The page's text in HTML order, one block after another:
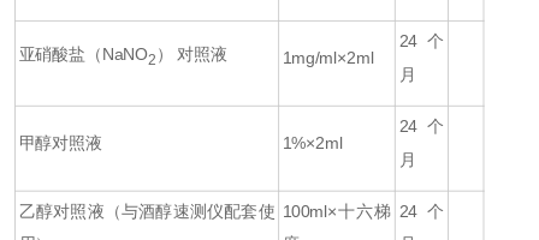
亚硝酸盐（NaNO2 ） 对照液 1mg/ml×2ml
24个
月
甲醇对照液 1%×2ml
24个
月
乙醇对照液（与酒醇速测仪配套使 100ml×十六梯 24个